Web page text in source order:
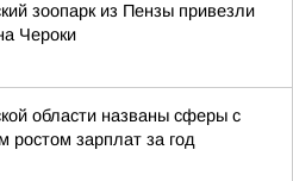
зоопарк из Пензы привезли
Чероки
области названы сферы с
ростом зарплат за год